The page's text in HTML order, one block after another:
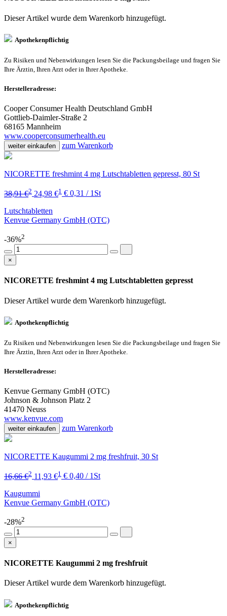
Dieser Artikel wurde dem Warenkorb hinzugefügt.
Apothekenpflichtig
Zu Risiken und Nebenwirkungen lesen Sie die Packungsbeilage und fragen Sie
Ihre Ärztin, Ihren Arzt oder in Ihrer Apotheke.
Herstelleradresse:
Cooper Consumer Health Deutschland GmbH
Gottlieb-Daimler-Straße 2
68165 Mannheim
www.cooperconsumerhealth.eu
weiter einkaufen zum Warenkorb
NICORETTE freshmint 4 mg Lutschtabletten gepresst, 80 St
38,91 €2 24,98 €1 € 0,31 / 1St
Lutschtabletten
Kenvue Germany GmbH (OTC)
-36%2
×
NICORETTE freshmint 4 mg Lutschtabletten gepresst
Dieser Artikel wurde dem Warenkorb hinzugefügt.
Apothekenpflichtig
Zu Risiken und Nebenwirkungen lesen Sie die Packungsbeilage und fragen Sie
Ihre Ärztin, Ihren Arzt oder in Ihrer Apotheke.
Herstelleradresse:
Kenvue Germany GmbH (OTC)
Johnson & Johnson Platz 2
41470 Neuss
www.kenvue.com
weiter einkaufen zum Warenkorb
NICORETTE Kaugummi 2 mg freshfruit, 30 St
16,66 €2 11,93 €1 € 0,40 / 1St
Kaugummi
Kenvue Germany GmbH (OTC)
-28%2
×
NICORETTE Kaugummi 2 mg freshfruit
Dieser Artikel wurde dem Warenkorb hinzugefügt.
Apothekenpflichtig